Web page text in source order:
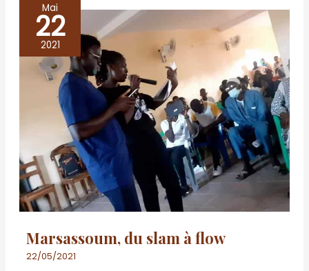
Mai
22
2021
Marsassoum, du slam à flow
22/05/2021
Marsassoum,
slam